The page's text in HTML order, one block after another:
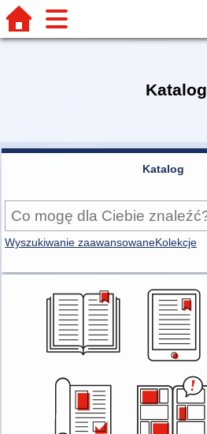
Katalog
Katalog
Wyszukiwanie zaawansowaneKolekcje